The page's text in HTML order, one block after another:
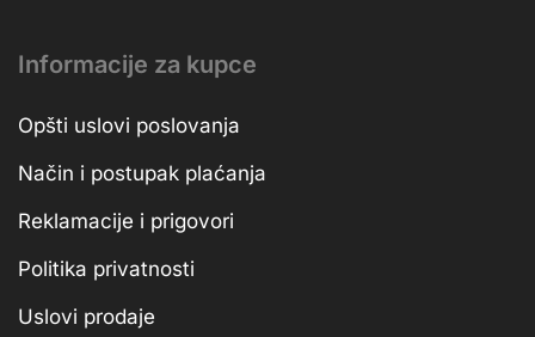
Informacije za kupce
Opšti uslovi poslovanja
Način i postupak plaćanja
Reklamacije i prigovori
Politika privatnosti
Uslovi prodaje